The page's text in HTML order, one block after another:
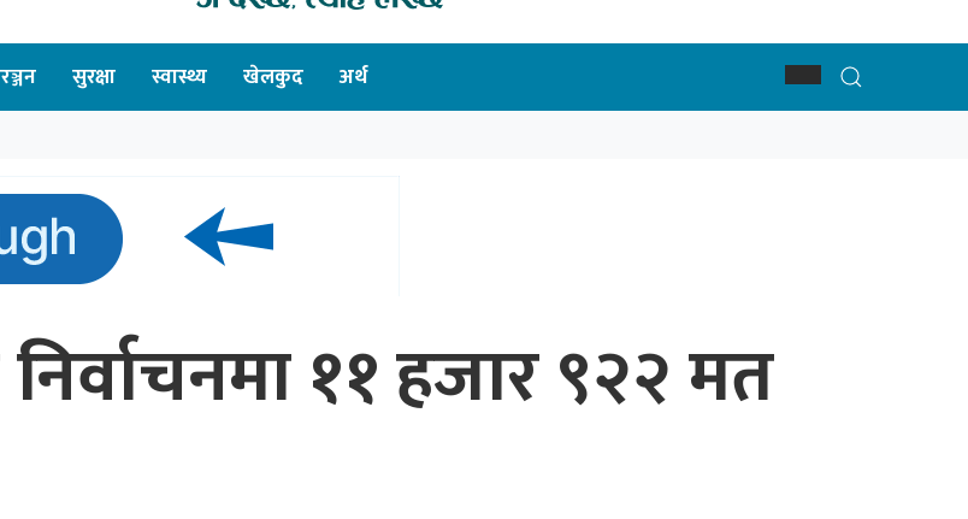
सुरक्षा स्वास्थ्य खेलकुद अर्थ
११ हजार ९२२ मत